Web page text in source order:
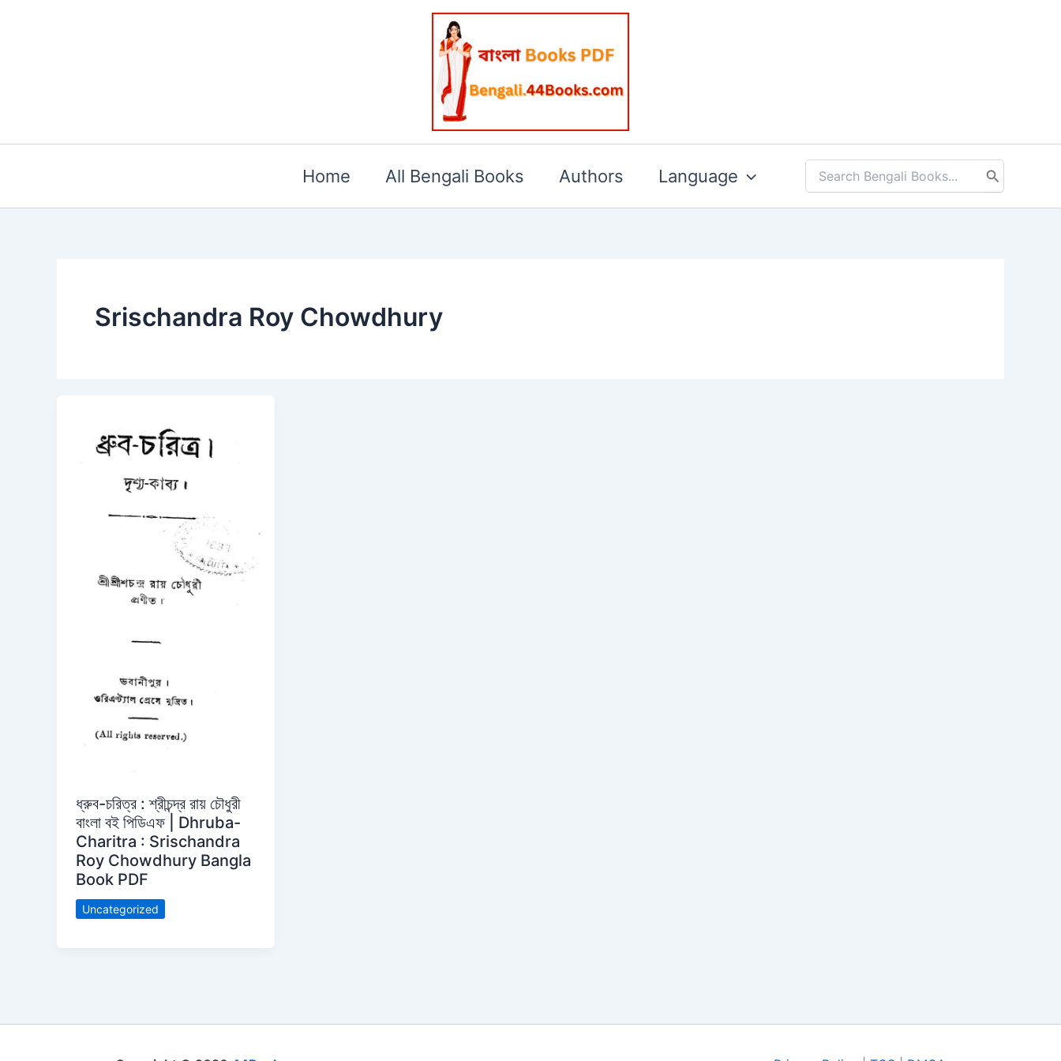
Home All Bengali Books Authors Language
Search
Srischandra Roy Chowdhury
ধ্রুব-চরিত্র : শ্রীচন্দ্র রায় চৌধুরী
বাংলা বই পিডিএফ | Dhruba-
Charitra : Srischandra
Roy Chowdhury Bangla
Book PDF
Uncategorized